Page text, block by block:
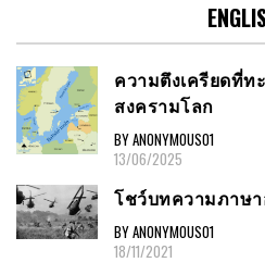
ความตึงเครียดที่
สงครามโลก
BY ANONYMOUS01
13/06/2025
โชว์บทความภาษ
BY ANONYMOUS01
18/11/2021